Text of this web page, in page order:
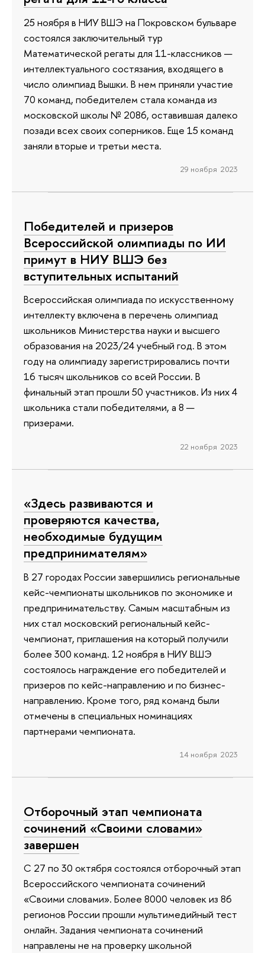
25 ноября в НИУ ВШЭ на Покровском бульваре
состоялся заключительный тур
Математической регаты для 11-классников —
интеллектуального состязания, входящего в
число олимпиад Вышки. В нем приняли участие
70 команд, победителем стала команда из
московской школы № 2086, оставившая далеко
позади всех своих соперников. Еще 15 команд
заняли вторые и третьи места.
29 ноября 2023
Победителей и призеров
Всероссийской олимпиады по ИИ
примут в НИУ ВШЭ без
вступительных испытаний
Всероссийская олимпиада по искусственному
интеллекту включена в перечень олимпиад
школьников Министерства науки и высшего
образования на 2023/24 учебный год. В этом
году на олимпиаду зарегистрировались почти
16 тысяч школьников со всей России. В
финальный этап прошли 50 участников. Из них 4
школьника стали победителями, а 8 —
призерами.
22 ноября 2023
«Здесь развиваются и
проверяются качества,
необходимые будущим
предпринимателям»
В 27 городах России завершились региональные
кейс-чемпионаты школьников по экономике и
предпринимательству. Самым масштабным из
них стал московский региональный кейс-
чемпионат, приглашения на который получили
более 300 команд. 12 ноября в НИУ ВШЭ
состоялось награждение его победителей и
призеров по кейс-направлению и по бизнес-
направлению. Кроме того, ряд команд были
отмечены в специальных номинациях
партнерами чемпионата.
14 ноября 2023
Отборочный этап чемпионата
сочинений «Своими словами»
завершен
С 27 по 30 октября состоялся отборочный этап
Всероссийского чемпионата сочинений
«Своими словами». Более 8000 человек из 86
регионов России прошли мультимедийный тест
онлайн. Задания чемпионата сочинений
направлены не на проверку школьной